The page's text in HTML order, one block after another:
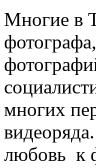
Многие в
многих
любовь к